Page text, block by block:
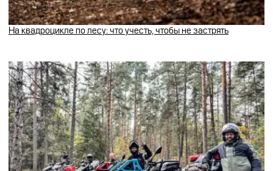
На квадроцикле по лесу: что учесть, чтобы не застрять